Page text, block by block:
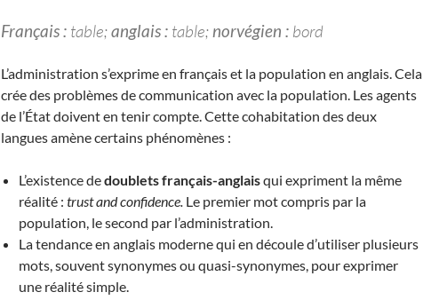
Français : table;anglais : table; norvégien : bord
L’administration s’exprime en français et la population en anglais. Cela
crée des problèmes de communication avec la population. Les agents
de l’État doivent en tenir compte. Cette cohabitation des deux
langues amène certains phénomènes :
L’existence dedoublets français-anglaisqui expriment la même
réalité : trust and confidence. Le premier mot compris par la
population, le second par l’administration.
La tendance en anglais moderne qui en découle d’utiliser plusieurs
mots, souvent synonymes ou quasi-synonymes, pour exprimer
une réalité simple.